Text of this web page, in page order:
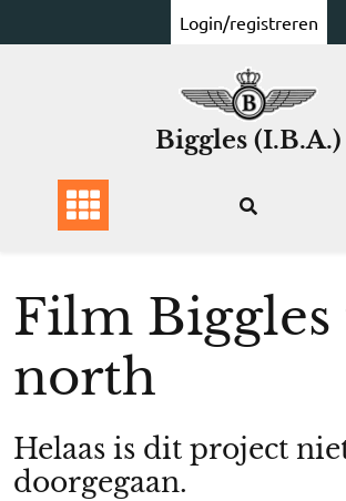
naar
Login/registreren
Biggles (I.B.A.)
Film Biggles
north
Helaas is dit project
doorgegaan.